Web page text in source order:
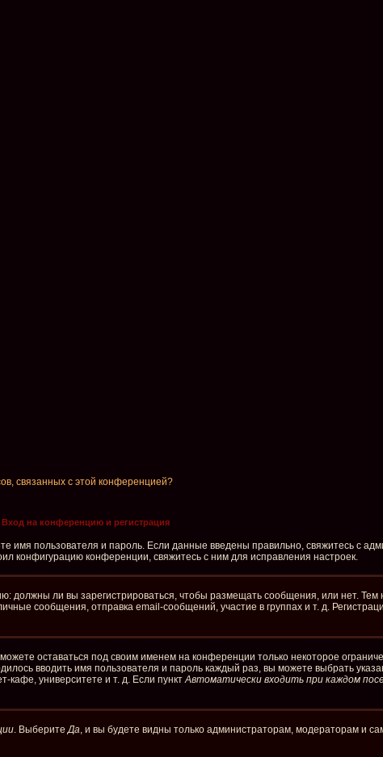
связанных с этой конференцией?
Вход на конференцию и регистрация
имя пользователя и пароль. Если данные введены правильно, свяжитесь с
конфигурацию конференции, свяжитесь с ним для исправления настроек.
должны ли вы зарегистрироваться, чтобы размещать сообщения, или нет.
сообщения, отправка email-сообщений, участие в группах и т. д.
оставаться под своим именем на конференции только некоторое
вводить имя пользователя и пароль каждый раз, вы можете выбрать
кафе, университете и т. д. Если пунктАвтоматически входить при каждом
. ВыберитеДа, и вы будете видны только администраторам, модераторам и